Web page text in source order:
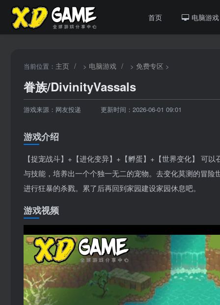
首页 电脑游戏
当前位置： 主页 / > 电脑游戏 / > 免费专区 >
眷族/DivinityVassals
游戏来源：网友投递 更新时间：2026-06-01 09:01
游戏介绍
【捉宠战斗】+【进化变异】+【孵蛋】+【世界变化】 可
与技能，培养出一个个独一无二的宠物。去变化莫测的冒
进行狂暴的杀戮。累了后再回到家园建设家园休息吧。
游戏视频